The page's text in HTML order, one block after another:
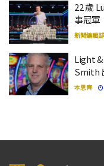
22 歲
事冠軍
新聞編輯部
Light
Smith
本思齊